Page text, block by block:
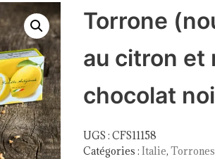
Torrone
au citron et
chocolat
UGS : CFS11158
Catégories : Italie,